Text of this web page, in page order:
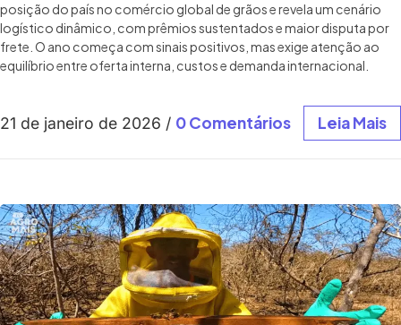
posição do país no comércio global de grãos e revela um cenário
logístico dinâmico, com prêmios sustentados e maior disputa por
frete. O ano começa com sinais positivos, mas exige atenção ao
equilíbrio entre oferta interna, custos e demanda internacional.
21 de janeiro de 2026 / 0 Comentários Leia Mais